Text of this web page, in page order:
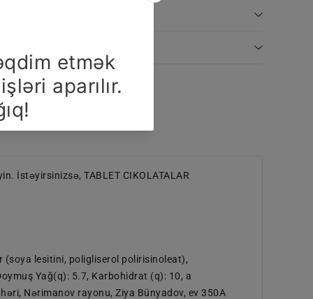
İstəyirsinizsə, TABLET CIKOLATALAR
(soya lesitini, poligliserol polirisinoleat),
Yağ(q): 5.7, Karbohidrat (q): 10, a
Nərimanov rayonu, Ziya Bünyadov, ev 350A